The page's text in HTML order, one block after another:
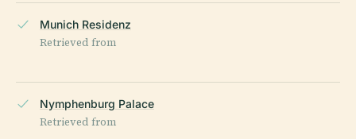
Munich Residenz
Retrieved from
Nymphenburg Palace
Retrieved from